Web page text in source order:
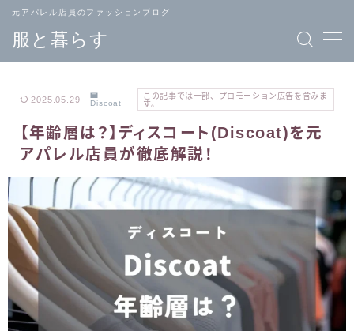
服と暮らす
元アパレル店員のファッションブログ
TOPページ
へ戻る
ブランド
メンズ
ファッション
バッグ
2025.05.29 Discoat
この記事では一部、プロモーション広告を含みま
す。
【年齢層は？】ディスコート(Discoat)を元
アパレル店員が徹底解説！